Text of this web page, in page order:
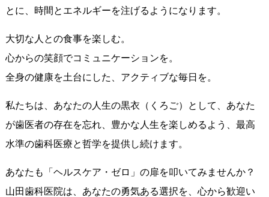
とに、時間とエネルギーを注げるようになります。
大切な人との食事を楽しむ。
心からの笑顔でコミュニケーションを。
全身の健康を土台にした、アクティブな毎日を。
私たちは、あなたの人生の黒衣（くろご）として、あなた
が歯医者の存在を忘れ、豊かな人生を楽しめるよう、最高
水準の歯科医療と哲学を提供し続けます。
あなたも「ヘルスケア・ゼロ」の扉を叩いてみませんか？
山田歯科医院は、あなたの勇気ある選択を、心から歓迎い